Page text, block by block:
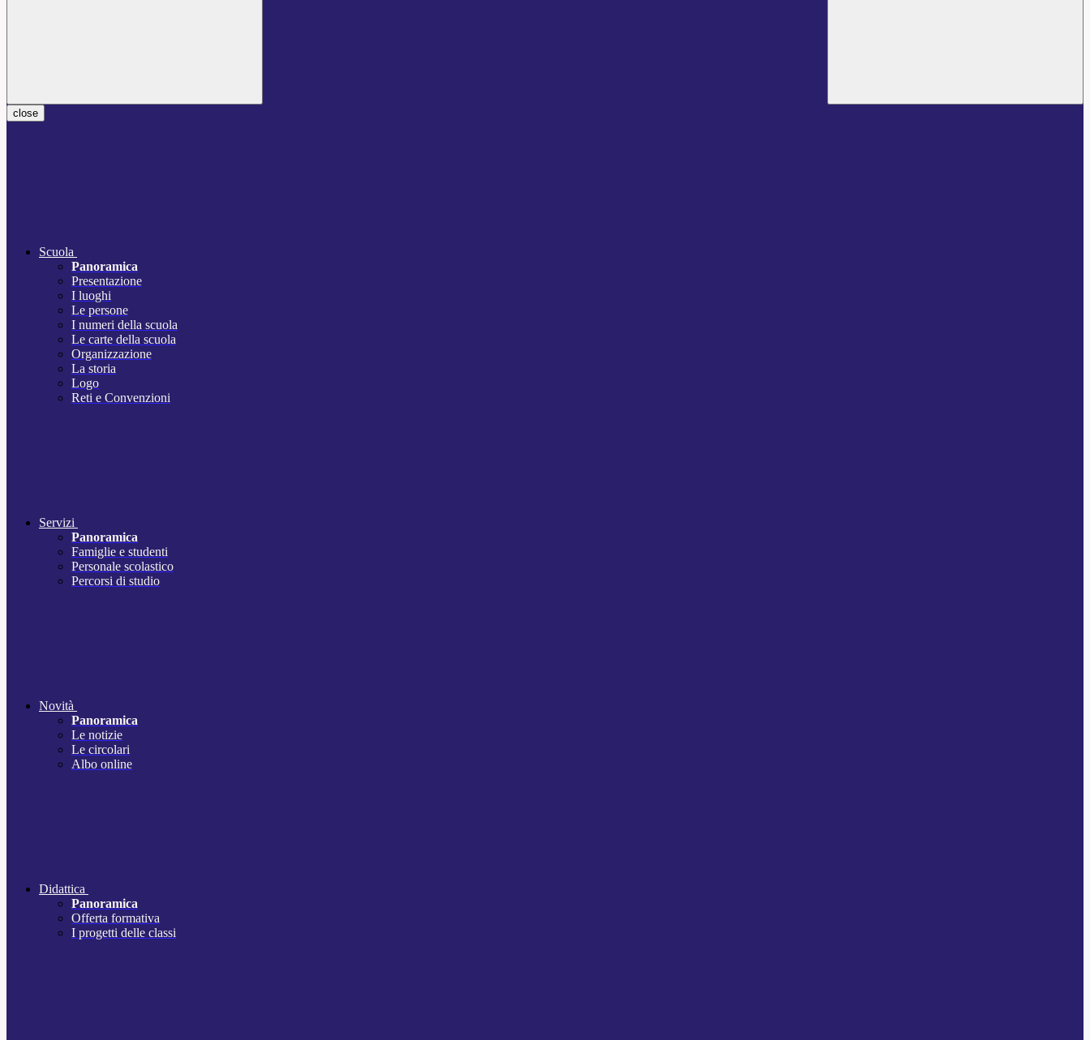
close
Scuola
Panoramica
Presentazione
I luoghi
Le persone
I numeri della scuola
Le carte della scuola
Organizzazione
La storia
Logo
Reti e Convenzioni
Servizi
Panoramica
Famiglie e studenti
Personale scolastico
Percorsi di studio
Novità
Panoramica
Le notizie
Le circolari
Albo online
Didattica
Panoramica
Offerta formativa
I progetti delle classi